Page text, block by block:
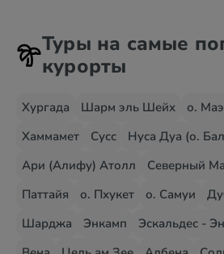
Туры на самые
курорты
Хургада Шарм эль Шейх о. Маэ
Хаммамет
Сусс
Нуса Дуа (о.
Ари (Алифу) Атолл
Северный
Паттайя
о. Пхукет о. Самуи
Шарджа
Энкамп Эскальдес -